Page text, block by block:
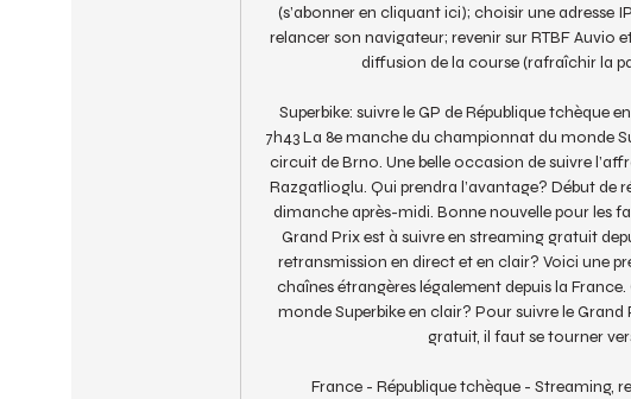
(s’abonner en cliquant ici); choisir une adresse
relancer son navigateur; revenir sur RTBF Auvio
diffusion de la course (rafraîchir la
Superbike: suivre le GP de République tchèque
7h43 La 8e manche du championnat du monde
circuit de Brno. Une belle occasion de suivre
Razgatlioglu. Qui prendra l’avantage? Début de
dimanche après-midi. Bonne nouvelle pour les
Grand Prix est à suivre en streaming gratuit
retransmission en direct et en clair? Voici une
chaînes étrangères légalement depuis la
monde Superbike en clair? Pour suivre le
gratuit, il faut se tourner
France - République tchèque - Streaming,